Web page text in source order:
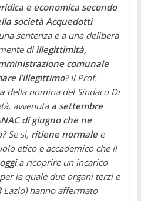
e economica secondo
società Acquedotti
sentenza e a una delibera
diillegittimità,
comunale
l’illegittimo? Il Prof.
della nomina del Sindaco Di
avvenuta a settembre
di giugno che ne
Se sì, ritiene normalee
etico e accademico che il
a ricoprire un incarico
la quale due organi terzi e
Lazio) hanno affermato